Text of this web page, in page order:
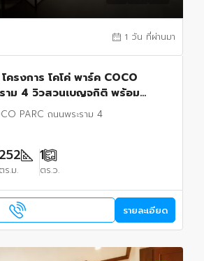
1 วัน ที่ผ่านมา
ครงการ โคโค่ พาร์ค COCO
าม 4 วิวสวนเบญจกิติ พร้อม
าวPARC ถนนพระราม 4
252
ตร.ม.
1
ตร.ว.
รายละเอียด